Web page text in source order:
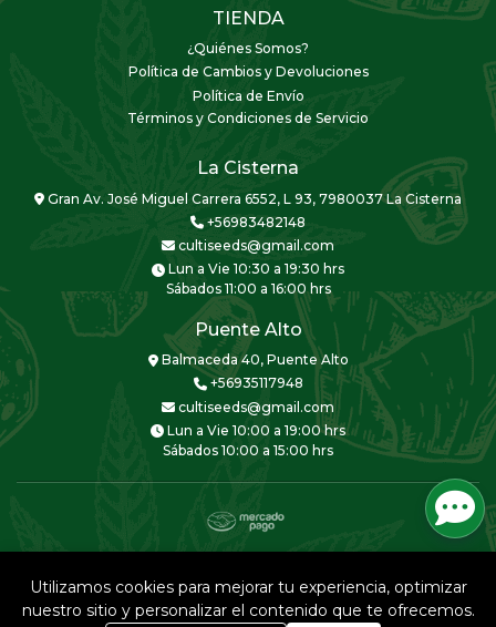
TIENDA
¿Quiénes Somos?
Política de Cambios y Devoluciones
Política de Envío
Términos y Condiciones de Servicio
La Cisterna
Gran Av. José Miguel Carrera 6552, L 93, 7980037 La Cisterna
+56983482148
cultiseeds@gmail.com
Lun a Vie 10:30 a 19:30 hrs
Sábados 11:00 a 16:00 hrs
Puente Alto
Balmaceda 40, Puente Alto
+56935117948
cultiseeds@gmail.com
Lun a Vie 10:00 a 19:00 hrs
Sábados 10:00 a 15:00 hrs
Creado porBsale
Utilizamos cookies para mejorar tu experiencia, optimizar
nuestro sitio y personalizar el contenido que te ofrecemos.